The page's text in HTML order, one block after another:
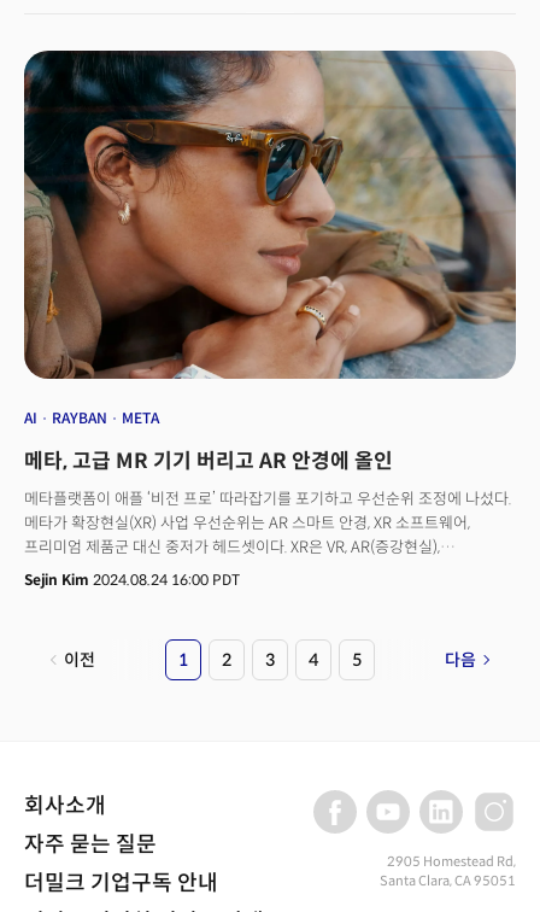
산업의 흐름을 한눈에 파악할 수 있는 중요한 행사로 자리 잡고 있다.내년
CES2025는 '연결하고, 해결하며, 발견하라: 깊이 탐구하라(Connect, Solve,
Discover: Dive In)'를 주제로 열린다. CTA는 인류가 직면한 문제를 기술로
해결하자는 취지로 매년 주제를 선정해왔다. 내년에는 생성AI가 각 기술
분야를 어떻게 연결하고, 인류가 직면한 인간 안보 문제를 해결할 수 있는지에
대한 다양한 통찰을 제공할 것으로 기대된다.👉👉👉 트렌드쇼 서울
신청하러 가기!!!👉👉👉 트렌드쇼 대구 신청하러 가기!!!
AI RAYBAN META
메타, 고급 MR 기기 버리고 AR 안경에 올인
메타플랫폼이 애플 ‘비전 프로’ 따라잡기를 포기하고 우선순위 조정에 나섰다.
메타가 확장현실(XR) 사업 우선순위는 AR 스마트 안경, XR 소프트웨어,
프리미엄 제품군 대신 중저가 헤드셋이다. XR은 VR, AR(증강현실),
MR(혼합현실), 공간컴퓨팅 등을 아우르는 개념이다.
Sejin Kim 2024.08.24 16:00 PDT
이전 1 2 3 4 5 다음
회사소개
자주 묻는 질문
더밀크 기업구독 안내
2905 Homestead Rd,
Santa Clara, CA 95051